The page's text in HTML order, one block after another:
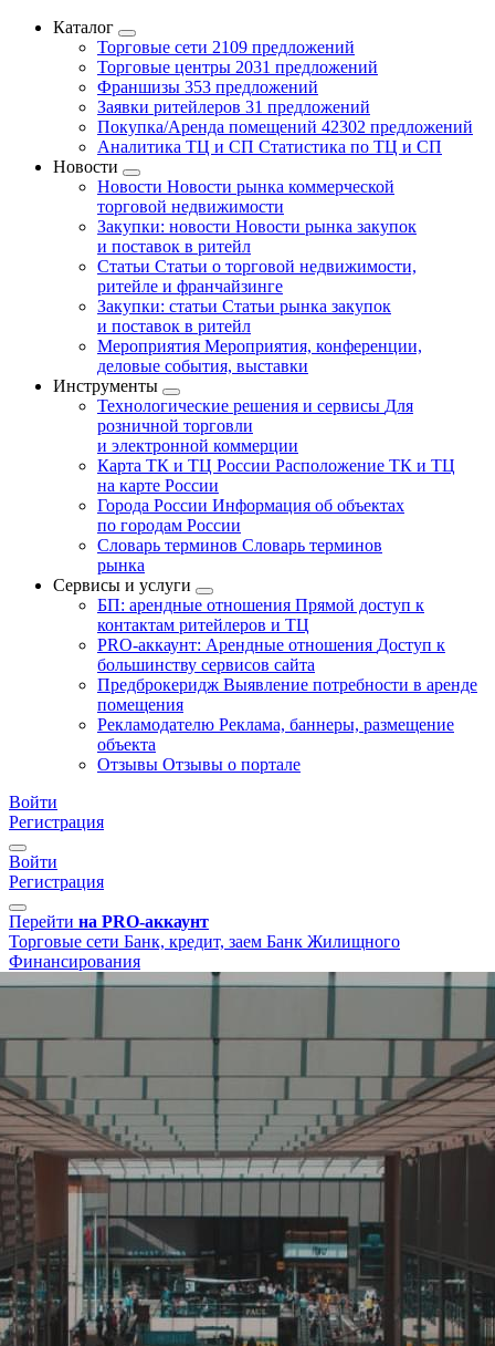
Каталог
Торговые сети 2109 предложений
Торговые центры 2031 предложений
Франшизы 353 предложений
Заявки ритейлеров 31 предложений
Покупка/Аренда помещений 42302 предложений
Аналитика ТЦ и СП Статистика по ТЦ и СП
Новости
Новости Новости рынка коммерческой
торговой недвижимости
Закупки: новости Новости рынка закупок
и поставок в ритейл
Статьи Статьи о торговой недвижимости,
ритейле и франчайзинге
Закупки: статьи Статьи рынка закупок
и поставок в ритейл
Мероприятия Мероприятия, конференции,
деловые события, выставки
Инструменты
Технологические решения и сервисы Для
розничной торговли
и электронной коммерции
Карта ТК и ТЦ России Расположение ТК и ТЦ
на карте России
Города России Информация об объектах
по городам России
Словарь терминов Словарь терминов
рынка
Сервисы и услуги
БП: арендные отношения Прямой доступ к
контактам ритейлеров и ТЦ
PRO-аккаунт: Арендные отношения Доступ к
большинству сервисов сайта
Предброкеридж Выявление потребности в аренде
помещения
Рекламодателю Реклама, баннеры, размещение
объекта
Отзывы Отзывы о портале
Войти
Регистрация
Войти
Регистрация
Перейти на PRO-аккаунт
Торговые сети Банк, кредит, заем Банк Жилищного
Финансирования